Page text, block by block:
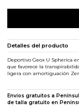
Detalles del producto
Deportivo Geox U Spherica
que favorece la
ligera con amortiguación
Envíos gratuitos a
de talla gratuito en